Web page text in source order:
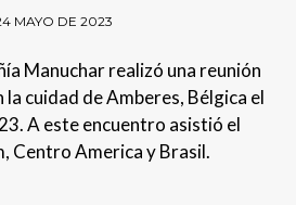
MAYO DE 2023
Manuchar realizó una reunión
la cuidad de Amberes, Bélgica el
A este encuentro asistió el
Centro America y Brasil.